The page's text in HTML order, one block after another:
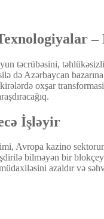
təcrübəsini,
də Azərbaycan
oxşar
İşləyir
Avropa kazino
bilməyən bir
azaldır və